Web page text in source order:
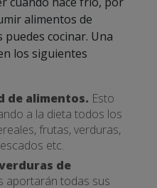
alimentos de
cocinar. Una
los siguientes
de alimentos. Esto
a la dieta todos los
frutas, verduras,
etc.
de
aportarán todas sus